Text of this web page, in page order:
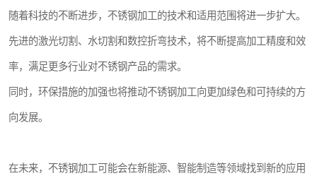
随着科技的不断进步，不锈钢加工的技术和适用范围将进一步扩大。
先进的激光切割、水切割和数控折弯技术，将不断提高加工精度和效
率，满足更多行业对不锈钢产品的需求。
同时，环保措施的加强也将推动不锈钢加工向更加绿色和可持续的方
向发展。
在未来，不锈钢加工可能会在新能源、智能制造等领域找到新的应用